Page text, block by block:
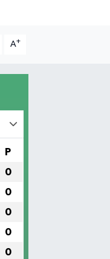
A+
P
0
0
0
0
0